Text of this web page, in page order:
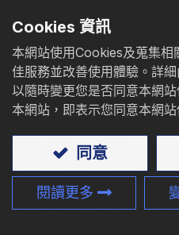
喇叭頭木螺絲
喇叭頭木螺絲提供齊
且在螺紋和頭部之間
: 碳鋼、不鏽鋼
類別: 木材、塑合板、刨花板
尺寸: M3 - M10、#5 - 3/8
Cookies 資訊
本網站使用Cookies及蒐集相
佳服務並改善使用體驗。詳
以隨時變更您是否同意本網
本網站，即表示您同意本網
同意
閱讀更多